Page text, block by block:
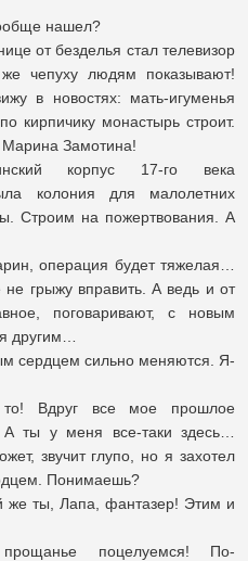
нашел?
от безделья стал телевизор
чепуху людям показывают!
в новостях: мать-игуменья
кирпичику монастырь строит.
Марина Замотина!
корпус 17-го века
колония для малолетних
Строим на пожертвования. А
операция будет тяжелая…
грыжу вправить. А ведь и от
поговаривают, с новым
другим…
сердцем сильно меняются. Я-
Вдруг все мое прошлое
ты у меня все-таки здесь…
звучит глупо, но я захотел
Понимаешь?
же ты, Лапа, фантазер! Этим и
поцелуемся! По-